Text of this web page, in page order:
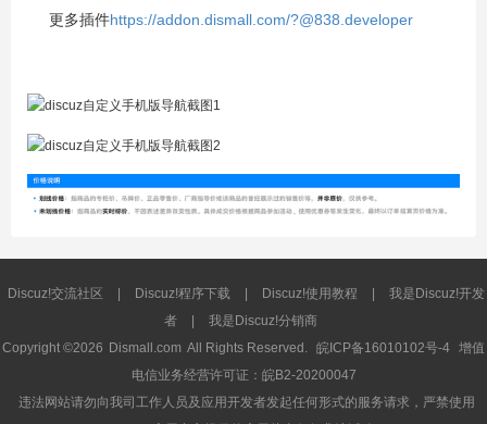
更多插件https://addon.dismall.com/?@838.developer
Discuz!交流社区 Discuz!程序下载 Discuz!使用教程
我是Discuz!开发
者
我是Discuz!分销商
Copyright ©2026 Dismall.com All Rights Reserved. 皖ICP备16010102号-4 增值
电信业务经营许可证：皖B2-20200047
违法网站请勿向我司工作人员及应用开发者发起任何形式的服务请求，严禁使用